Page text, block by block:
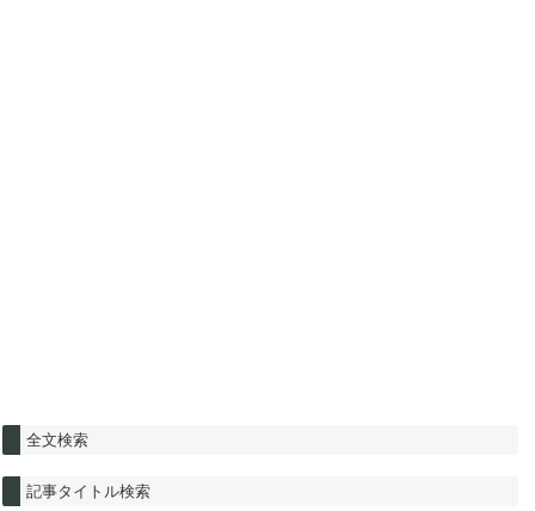
全文検索
記事タイトル検索